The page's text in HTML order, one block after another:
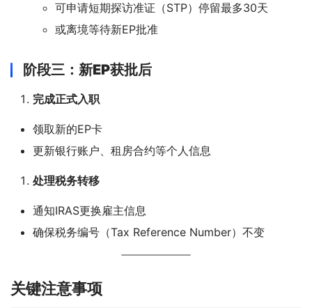
可申请短期探访准证（STP）停留最多30天
或离境等待新EP批准
阶段三：新EP获批后
完成正式入职
领取新的EP卡
更新银行账户、租房合约等个人信息
处理税务转移
通知IRAS更换雇主信息
确保税务编号（Tax Reference Number）不变
关键注意事项